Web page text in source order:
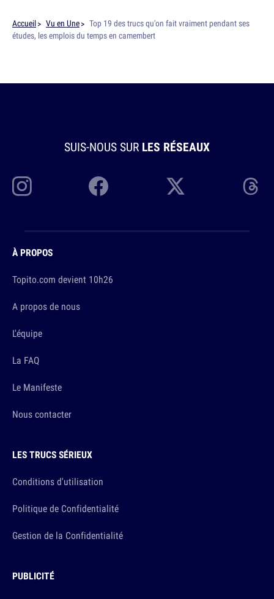
Accueil Vu en Une
Top 19 des trucs qu'on fait vraiment pendant ses
études, les emplois du temps en camembert
SUIS-NOUS SUR LES RÉSEAUX
À PROPOS
Topito.com devient 10h26
A propos de nous
L'équipe
La FAQ
Le Manifeste
Nous contacter
LES TRUCS SÉRIEUX
Conditions d'utilisation
Politique de Confidentialité
Gestion de la Confidentialité
PUBLICITÉ